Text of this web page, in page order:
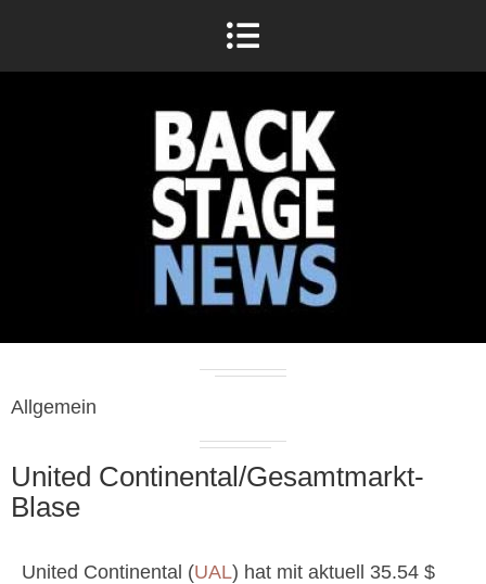
Allgemein
United Continental/Gesamtmarkt-
Blase
United Continental (UAL) hat mit aktuell 35.54 $